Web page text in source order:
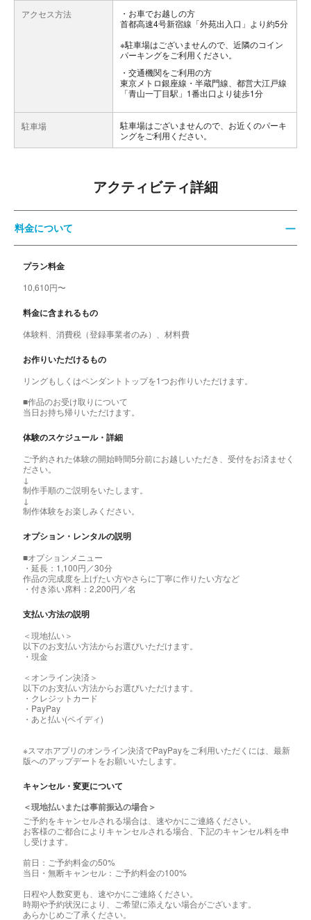
アクセス方法
お車でお越しの方
首都高速4号新宿線「外苑出入口」より約5分
※駐車場はございませんので、近隣のコイン
パーキングをご利用ください。
交通機関をご利用の方
東京メトロ銀座線・半蔵門線、都営大江戸線
「青山一丁目駅」1番出口より徒歩1分
駐車場
駐車場はございませんので、お近くのパーキ
ングをご利用ください。
アクティビティ詳細
料金について
プラン料金
10,610円〜
料金に含まれるもの
体験料、消費税（登録事業者のみ）、材料費
お作りいただけるもの
リングもしくはペンダントトップを1つお作りいただけます。
■作品のお受け取りについて
当日お持ち帰りいただけます。
体験のスケジュール・詳細
ご予約された体験の開始時間5分前にお越しいただき、受付をお済ませく
ださい。
↓
制作手順のご説明をいたします。
↓
制作体験をお楽しみください。
オプション・レンタルの説明
■オプションメニュー
・延長：1,100円／30分
作品の完成度を上げたい方やさらに丁寧に作りたい方など
・付き添い席料：2,200円／名
支払い方法の説明
＜現地払い＞
以下のお支払い方法からお選びいただけます。
・現金
＜オンライン決済＞
以下のお支払い方法からお選びいただけます。
・クレジットカード
・PayPay
・あと払い(ペイディ)
※スマホアプリのオンライン決済でPayPayをご利用いただくには、最新
版へのアップデートをお願いいたします。
キャンセル・変更について
＜現地払いまたは事前振込の場合＞
ご予約をキャンセルされる場合は、速やかにご連絡ください。
お客様のご都合によりキャンセルされる場合、下記のキャンセル料を申
し受けます。
前日：ご予約料金の50%
当日・無断キャンセル：ご予約料金の100%
日程や人数変更も、速やかにご連絡ください。
時期や予約状況により、ご希望に添えない場合がございます。
あらかじめご了承ください。